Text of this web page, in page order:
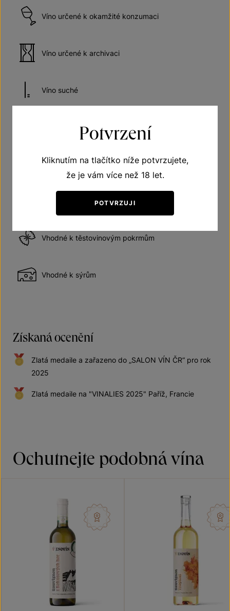
Víno určené k okamžité konzumaci
Víno určené k archivaci
Víno suché
Doporučená teplota vína při podávání 10–12 °C
Vhodné k rybám
Vhodné k mořským specialitám
Vhodné k těstovinovým pokrmům
Vhodné k sýrům
Získaná ocenění
Zlatá medaile a zařazeno do „SALON VÍN ČR“ pro rok
2025
Zlatá medaile na "VINALIES 2025" Paříž, Francie
Ochutnejte podobná vína
Potvrzení
Kliknutím na tlačítko níže potvrzujete,
že je vám více než 18 let.
POTVRZUJI